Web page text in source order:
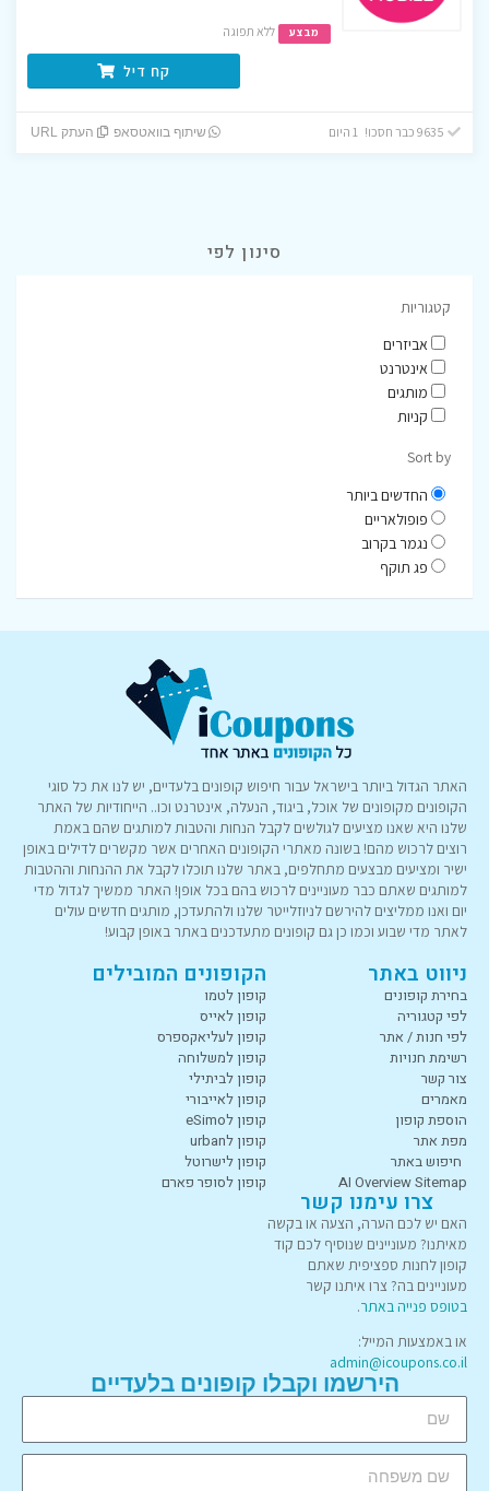
מבצע ללא תפוגה
קח דיל
שיתוף בוואטסאפ העתק URL
סינון לפי
קטגוריות
אביזרים
אינטרנט
מותגים
קניות
Sort by
החדשים ביותר
פופולאריים
נגמר בקרוב
פג תוקף
האתר הגדול ביותר בישראל עבור חיפוש קופונים בלעדיים, יש לנו את כל סוגי
הקופונים מקופונים של אוכל, ביגוד, הנעלה, אינטרנט וכו.. הייחודיות של האתר
שלנו היא שאנו מציעים לגולשים לקבל הנחות והטבות למותגים שהם באמת
רוצים לרכוש מהם! בשונה מאתרי הקופונים האחרים אשר מקשרים לדילים באופן
ישיר ומציעים מבצעים מתחלפים, באתר שלנו תוכלו לקבל את ההנחות וההטבות
למותגים שאתם כבר מעוניינים לרכוש בהם בכל אופן! האתר ממשיך לגדול מדי
יום ואנו ממליצים להירשם לניוזלייטר שלנו ולהתעדכן, מותגים חדשים עולים
לאתר מדי שבוע וכמו כן גם קופונים מתעדכנים באתר באופן קבוע!
ניווט באתר
בחירת קופונים
לפי קטגוריה
לפי חנות / אתר
רשימת חנויות
צור קשר
מאמרים
הוספת קופון
מפת אתר
חיפוש באתר
AI Overview Sitemap
הקופונים המובילים
קופון לטמו
קופון לאייס
קופון לעליאקספרס
קופון למשלוחה
קופון לביתילי
קופון לאייבורי
קופון לeSimo
קופון לurban
קופון לישרוטל
קופון לסופר פארם
צרו עימנו קשר
האם יש לכם הערה, הצעה או בקשה
מאיתנו? מעוניינים שנוסיף לכם קוד
קופון לחנות ספציפית שאתם
מעוניינים בה? צרו איתנו קשר
בטופס פנייה באתר.
או באמצעות המייל:
admin@icoupons.co.il
הירשמו וקבלו קופונים בלעדיים